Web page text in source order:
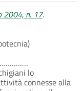
2004, n. 17.
lo
connesse alla